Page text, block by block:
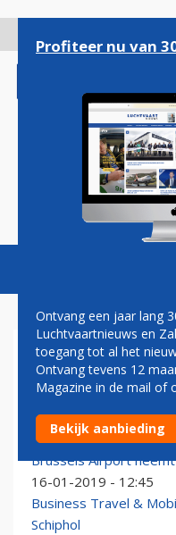
gaan
Magazine
SHERATON
Grote brand in
02-05-2026 - 14:20
Brussels Airport
16-01-2019 - 12:45
Business Travel &
Schiphol
Profiteer nu van
Ontvang een jaar lang
Luchtvaartnieuws en
toegang tot al het
Ontvang tevens 12
Magazine in de mail of
Bekijk aanbieding